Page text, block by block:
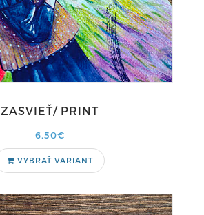
ZASVIEŤ/ PRINT
6,50€
VYBRAŤ VARIANT